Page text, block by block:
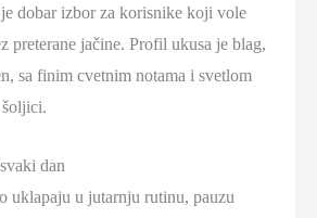
dobar izbor za korisnike koji vole
preterane jačine. Profil ukusa je blag,
sa finim cvetnim notama i svetlom
dan
uklapaju u jutarnju rutinu, pauzu